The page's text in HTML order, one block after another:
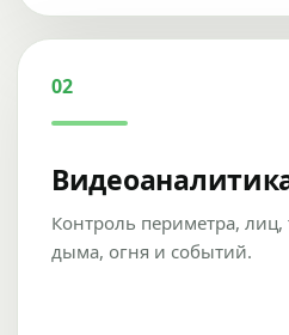
02
Контроль периметра, лиц,
дыма, огня и событий.